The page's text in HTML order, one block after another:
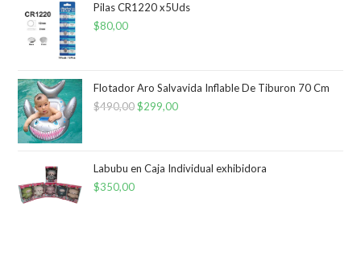
Pilas CR1220 x5Uds
$80,00
Flotador Aro Salvavida Inflable De Tiburon 70 Cm
$490,00El
era:
$299,00El
es:
Labubu en Caja Individual exhibidora
$350,00